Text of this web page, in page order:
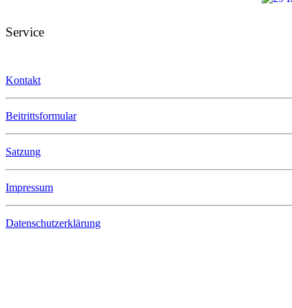
Service
Kontakt
Beitrittsformular
Satzung
Impressum
Datenschutzerklärung